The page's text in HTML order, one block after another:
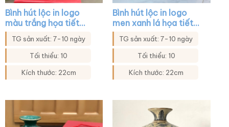
Bình hút lộc in logo
màu trắng họa tiết
mẫu đơn chim trĩ XG-
BHL10
TG sản xuất: 7-10 ngày
Tối thiểu: 10
Kích thước: 22cm
Bình hút lộc in logo
men xanh lá họa tiết
hoa in decal vàng XG-
BHL25
TG sản xuất: 7-10 ngày
Tối thiểu: 10
Kích thước: 22cm